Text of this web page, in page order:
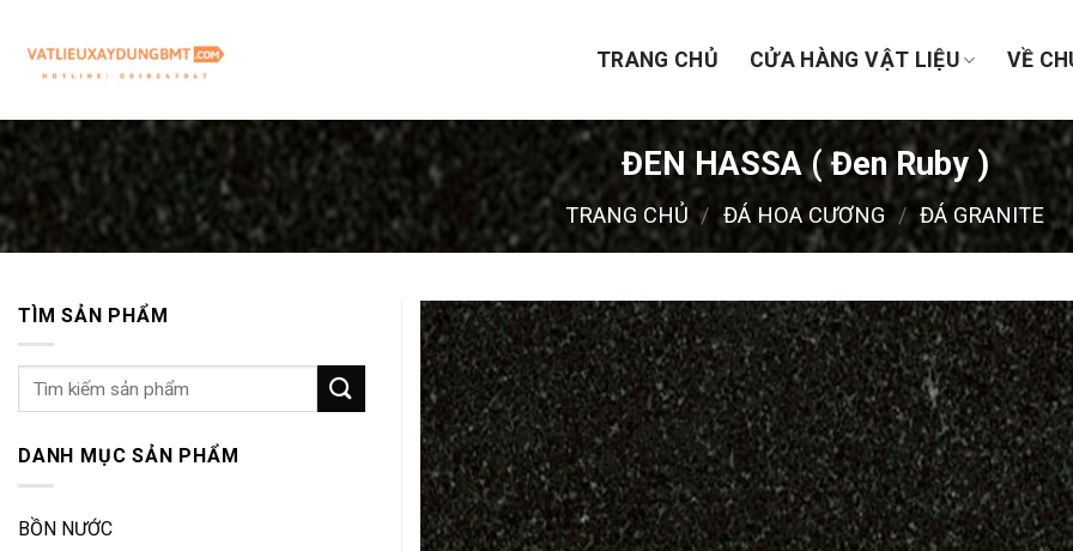
content
TRANG CHỦ CỬA HÀNG VẬT LIỆU VỀ
ĐEN HASSA ( Đen Ruby )
TRANG CHỦ / ĐÁ HOA CƯƠNG / ĐÁ GRANITE
TÌM SẢN PHẨM
Tìm
DANH MỤC SẢN PHẨM
BỒN NƯỚC